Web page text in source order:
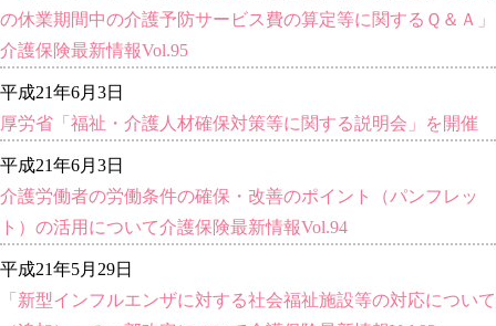
の休業期間中の介護予防サービス費の算定等に関するＱ＆Ａ」
介護保険最新情報Vol.95
平成21年6月3日
厚労省「福祉・介護人材確保対策等に関する説明会」を開催
平成21年6月3日
介護労働者の労働条件の確保・改善のポイント（パンフレッ
ト）の活用について介護保険最新情報Vol.94
平成21年5月29日
「新型インフルエンザに対する社会福祉施設等の対応について